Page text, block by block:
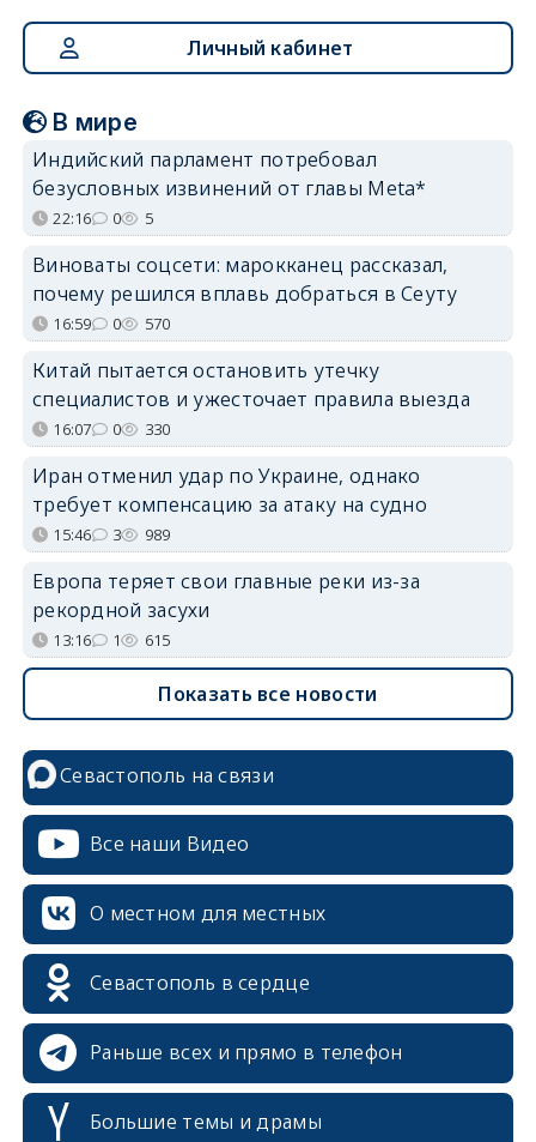
Личный кабинет
В мире
Индийский парламент потребовал
безусловных извинений от главы Meta*
22:16 0 5
Виноваты соцсети: марокканец рассказал,
почему решился вплавь добраться в Сеуту
16:59 0 570
Китай пытается остановить утечку
специалистов и ужесточает правила выезда
16:07 0 330
Иран отменил удар по Украине, однако
требует компенсацию за атаку на судно
15:46 3 989
Европа теряет свои главные реки из-за
рекордной засухи
13:16 1 615
Показать все новости
Севастополь на связи
Все наши Видео
О местном для местных
Севастополь в сердце
Раньше всех и прямо в телефон
Большие темы и драмы